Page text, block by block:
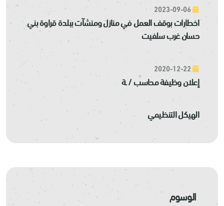
اخطارات بوقف العمل في منازل ومنشآت ببلدة قراوة بني
حسان غرب سلفيت
إعلان وظيفة محاسب / ـة
الهيكل التنظيمي
الوسوم